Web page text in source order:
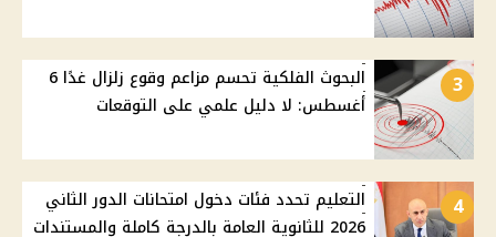
3
البحوث الفلكية تحسم مزاعم وقوع زلزال غدًا 6
أغسطس: لا دليل علمي على التوقعات
4
التعليم تحدد فئات دخول امتحانات الدور الثاني
2026 للثانوية العامة بالدرجة كاملة والمستندات